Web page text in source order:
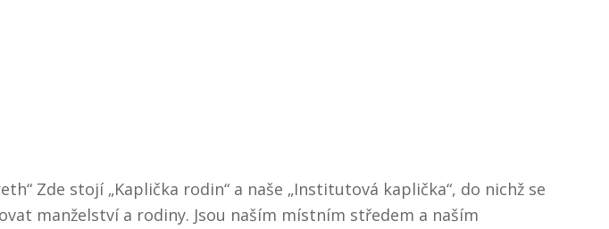
Zde stojí „Kaplička rodin“ a naše „Institutová kaplička“, do nichž se
manželství a rodiny. Jsou naším místním středem a naším